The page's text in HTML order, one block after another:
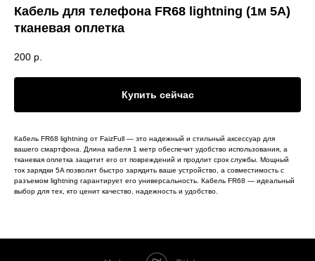
Кабель для телефона FR68 lightning (1м 5A)
тканевая оплетка
200 р.
Купить сейчас
Кабель FR68 lightning от FaizFull — это надежный и стильный аксессуар для
вашего смартфона. Длина кабеля 1 метр обеспечит удобство использования, а
тканевая оплетка защитит его от повреждений и продлит срок службы. Мощный
ток зарядки 5A позволит быстро зарядить ваше устройство, а совместимость с
разъемом lightning гарантирует его универсальность. Кабель FR68 — идеальный
выбор для тех, кто ценит качество, надежность и удобство.